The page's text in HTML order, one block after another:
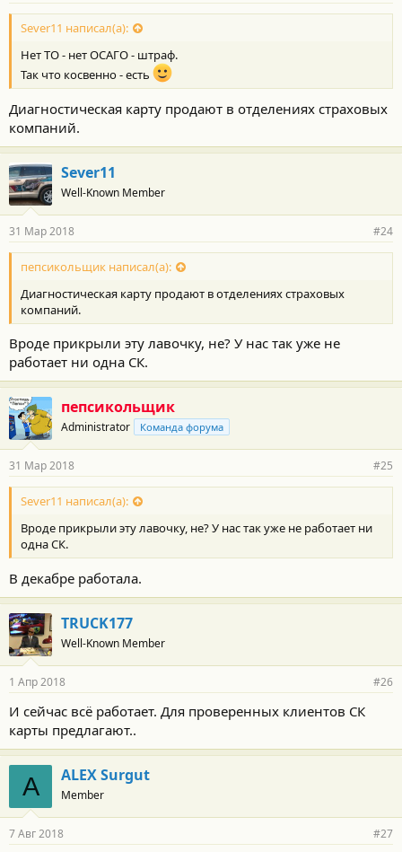
Sever11 написал(а):
Нет ТО - нет ОСАГО - штраф.
Так что косвенно - есть
Диагностическая карту продают в отделениях страховых
компаний.
Sever11
Well-Known Member
31 Мар 2018 #24
пепсикольщик написал(а):
Диагностическая карту продают в отделениях страховых
компаний.
Вроде прикрыли эту лавочку, не? У нас так уже не
работает ни одна СК.
пепсикольщик
Administrator Команда форума
31 Мар 2018 #25
Sever11 написал(а):
Вроде прикрыли эту лавочку, не? У нас так уже не работает ни
одна СК.
В декабре работала.
TRUCK177
Well-Known Member
1 Апр 2018 #26
И сейчас всё работает. Для проверенных клиентов СК
карты предлагают..
A ALEX Surgut
Member
7 Авг 2018 #27